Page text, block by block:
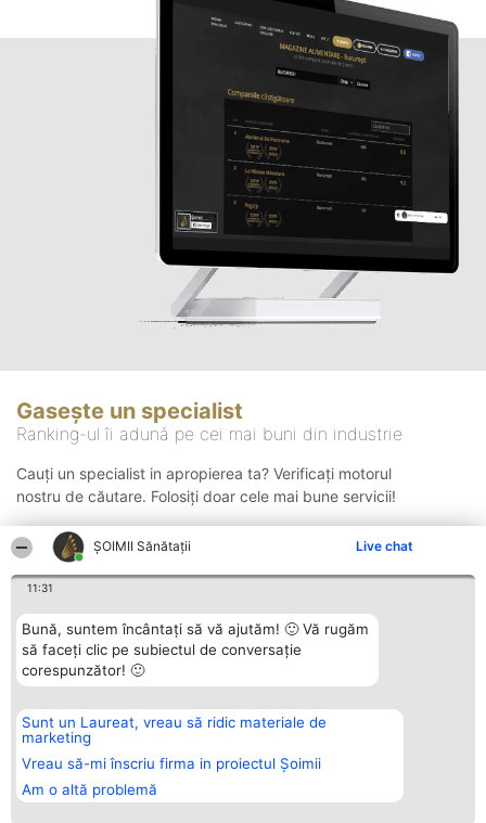
ŞOIMII Sănătații Live chat
11:31
Bună, suntem încântați să vă ajutăm! 🙂 Vă rugăm
să faceți clic pe subiectul de conversație
corespunzător! 🙂
Sunt un Laureat, vreau să ridic materiale de
marketing
Vreau să-mi înscriu firma in proiectul Șoimii
Am o altă problemă
Gasește un specialist
Ranking-ul îi adună pe cei mai buni din industrie
Cauți un specialist in apropierea ta? Verificați motorul
nostru de căutare. Folosiți doar cele mai bune servicii!
Organizator Ranking
BRIGHT SOLUTIONS BR SRL
Aleea Timisul De Sus 2 Bl. A30
Sc. A Et. 4 Ap. 13 Cod 061952
București
CUI 36737675
Plebiscyt
Lista Tuturor
Laureaților
Statut
Contact